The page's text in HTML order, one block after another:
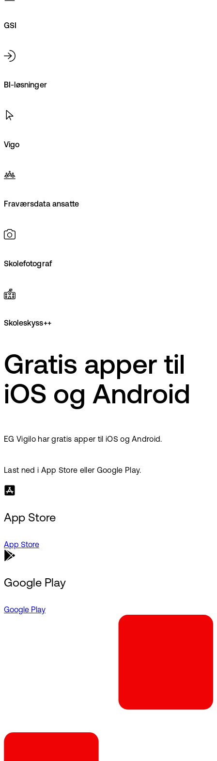
GSI
BI-løsninger
Vigo
Fraværsdata ansatte
Skolefotograf
Skoleskyss++
Gratis apper til
iOS og Android
EG Vigilo har gratis apper til iOS og Android.
Last ned i App Store eller Google Play.
App Store
App Store
Google Play
Google Play